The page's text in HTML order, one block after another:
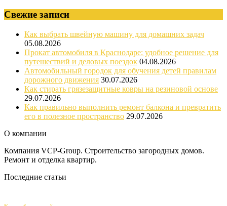
Свежие записи
Как выбрать швейную машину для домашних задач
05.08.2026
Прокат автомобиля в Краснодаре: удобное решение для
путешествий и деловых поездок 04.08.2026
Автомобильный городок для обучения детей правилам
дорожного движения 30.07.2026
Как стирать грязезащитные ковры на резиновой основе
29.07.2026
Как правильно выполнить ремонт балкона и превратить
его в полезное пространство 29.07.2026
О компании
Компания VCP-Group. Строительство загородных домов.
Ремонт и отделка квартир.
Последние статьи